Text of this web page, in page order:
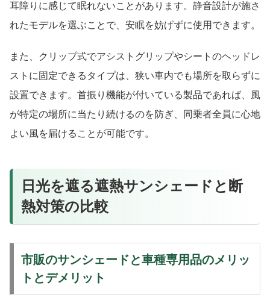
耳障りに感じて眠れないことがあります。静音設計が施さ
れたモデルを選ぶことで、安眠を妨げずに使用できます。
また、クリップ式でアシストグリップやシートのヘッドレ
ストに固定できるタイプは、狭い車内でも場所を取らずに
設置できます。首振り機能が付いている製品であれば、風
が特定の場所に当たり続けるのを防ぎ、同乗者全員に心地
よい風を届けることが可能です。
日光を遮る遮熱サンシェードと断
熱対策の比較
市販のサンシェードと車種専用品のメリッ
トとデメリット